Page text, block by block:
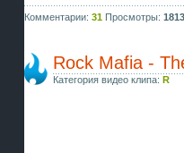
Комментарии: 31 Просмотры:
Rock Mafia -
Категория видео клипа: R